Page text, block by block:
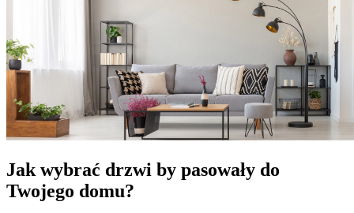
Jak wybrać drzwi by pasowały do
Twojego domu?